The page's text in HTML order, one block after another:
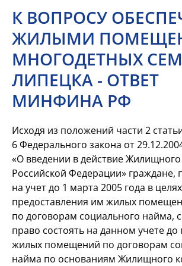
К ВОПРОСУ
ЖИЛЫМИ
МНОГОДЕТНЫХ
ЛИПЕЦКА - ОТВЕТ
МИНФИНА РФ
Исходя из положений части 2
6 Федерального закона от
«О введении в действие Жилищного
Российской Федерации» граждане,
на учет до 1 марта 2005 года в
предоставления им жилых
по договорам социального найма,
право состоять на данном учете
жилых помещений по договорам
найма по основаниям Жилищного